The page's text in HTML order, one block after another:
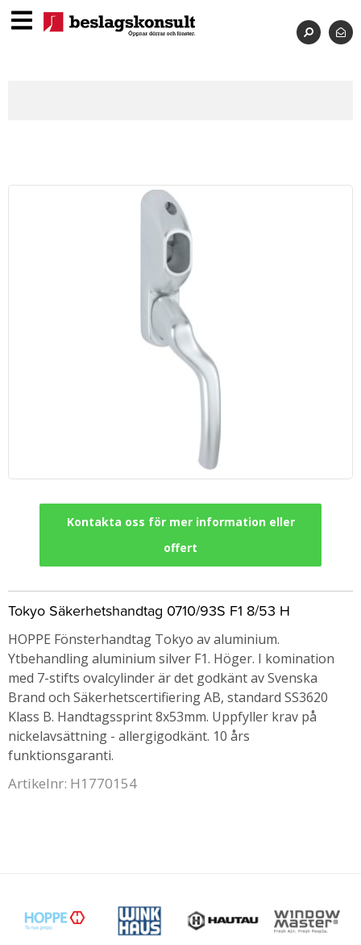
Kontakta oss för mer information eller
offert
Tokyo Säkerhetshandtag 0710/93S F1 8/53 H
HOPPE Fönsterhandtag Tokyo av aluminium.
Ytbehandling aluminium silver F1. Höger. I komination
med 7-stifts ovalcylinder är det godkänt av Svenska
Brand och Säkerhetscertifiering AB, standard SS3620
Klass B. Handtagssprint 8x53mm. Uppfyller krav på
nickelavsättning - allergigodkänt. 10 års
funktionsgaranti.
Artikelnr: H1770154